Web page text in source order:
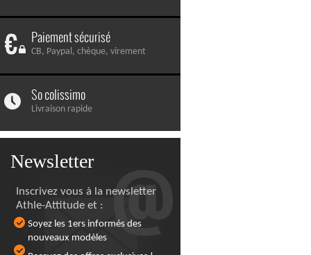
Paiement sécurisé
CB, Paypal, chèque, virement
So colissimo
Livraison rapide
Newsletter
Inscrivez vous à la newsletter
Athle-Attitude et :
Soyez les 1ers informés des
nouveaux modèles